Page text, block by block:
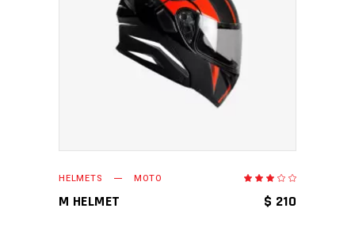
AÑADIR AL CARRITO
HELMETS MOTO
de
5
M HELMET $ 210